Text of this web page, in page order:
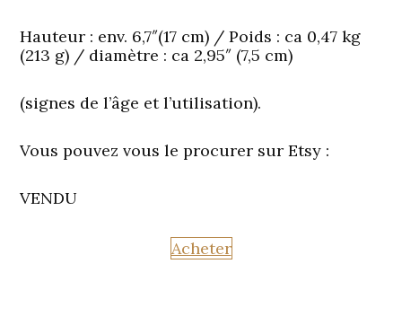
Hauteur : env. 6,7″(17 cm) / Poids : ca 0,47 kg
(213 g) / diamètre : ca 2,95″ (7,5 cm)
(signes de l’âge et l’utilisation).
Vous pouvez vous le procurer sur Etsy :
VENDU
Acheter